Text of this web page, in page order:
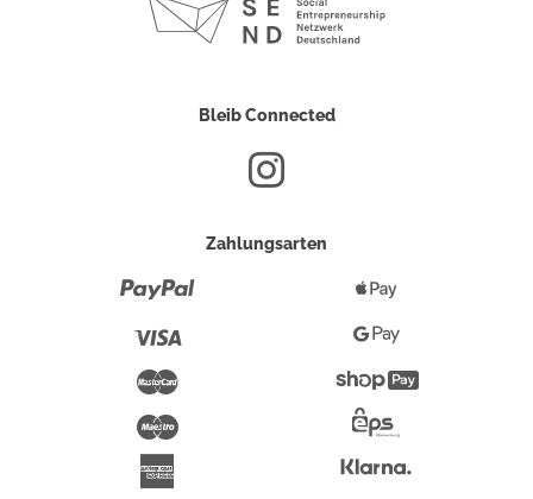
Bleib Connected
Zahlungsarten
Maestro
Pay
Google
Pay
Überweisung